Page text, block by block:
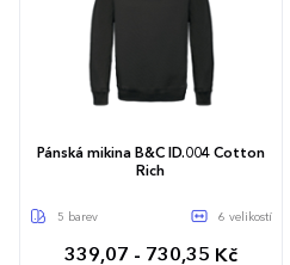
Pánská mikina B&C ID.004 Cotton
Rich
5 barev 6 velikostí
339,07 - 730,35 Kč